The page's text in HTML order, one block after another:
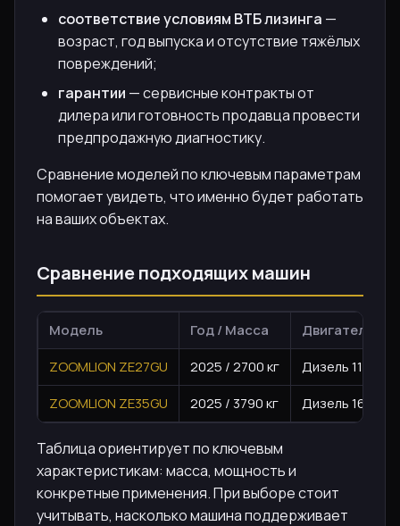
соответствие условиям ВТБ лизинга —
возраст, год выпуска и отсутствие тяжёлых
повреждений;
гарантии — сервисные контракты от
дилера или готовность продавца провести
предпродажную диагностику.
Сравнение моделей по ключевым параметрам
помогает увидеть, что именно будет работать
на ваших объектах.
Сравнение подходящих машин
Модель Год / Масса
Двигатель и
ZOOMLION ZE27GU
2025 / 2700 кг
Дизель 1123
ZOOMLION ZE35GU
2025 / 3790 кг Дизель 1647
Таблица ориентирует по ключевым
характеристикам: масса, мощность и
конкретные применения. При выборе стоит
учитывать, насколько машина поддерживает